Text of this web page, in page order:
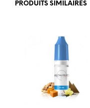
PRODUITS SIMILAIRES